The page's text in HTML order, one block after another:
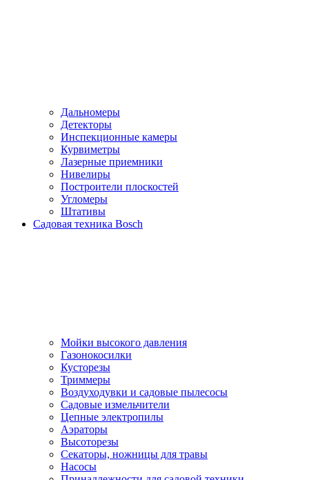
Дальномеры
Детекторы
Инспекционные камеры
Курвиметры
Лазерные приемники
Нивелиры
Построители плоскостей
Угломеры
Штативы
Садовая техника Bosch
Мойки высокого давления
Газонокосилки
Кусторезы
Триммеры
Воздуходувки и садовые пылесосы
Садовые измельчители
Цепные электропилы
Аэраторы
Высоторезы
Секаторы, нoжницы для травы
Насосы